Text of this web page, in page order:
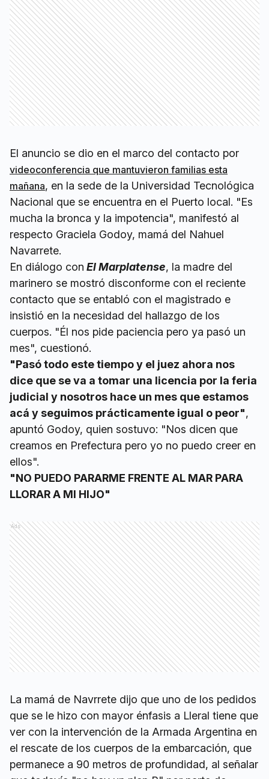
El anuncio se dio en el marco del contacto por
videoconferencia que mantuvieron familias esta
mañana, en la sede de la Universidad Tecnológica
Nacional que se encuentra en el Puerto local. "Es
mucha la bronca y la impotencia", manifestó al
respecto Graciela Godoy, mamá del Nahuel
Navarrete.
En diálogo con El Marplatense, la madre del
marinero se mostró disconforme con el reciente
contacto que se entabló con el magistrado e
insistió en la necesidad del hallazgo de los
cuerpos. "Él nos pide paciencia pero ya pasó un
mes", cuestionó.
"Pasó todo este tiempo y el juez ahora nos
dice que se va a tomar una licencia por la feria
judicial y nosotros hace un mes que estamos
acá y seguimos prácticamente igual o peor",
apuntó Godoy, quien sostuvo: "Nos dicen que
creamos en Prefectura pero yo no puedo creer en
ellos".
"NO PUEDO PARARME FRENTE AL MAR PARA
LLORAR A MI HIJO"
Ads
La mamá de Navrrete dijo que uno de los pedidos
que se le hizo con mayor énfasis a Lleral tiene que
ver con la intervención de la Armada Argentina en
el rescate de los cuerpos de la embarcación, que
permanece a 90 metros de profundidad, al señalar